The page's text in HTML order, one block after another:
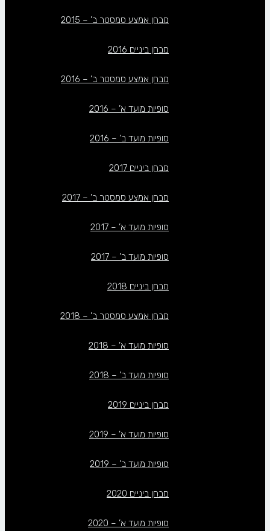
מבחן אמצע סמסטר ב’ – 2015
מבחן ביניים 2016
מבחן אמצע סמסטר ב’ – 2016
סופיות מועד א’ – 2016
סופיות מועד ב’ – 2016
מבחן ביניים 2017
מבחן אמצע סמסטר ב’ – 2017
סופיות מועד א’ – 2017
סופיות מועד ב’ – 2017
מבחן ביניים 2018
מבחן אמצע סמסטר ב’ – 2018
סופיות מועד א’ – 2018
סופיות מועד ב’ – 2018
מבחן ביניים 2019
סופיות מועד א’ – 2019
סופיות מועד ב’ – 2019
מבחן ביניים 2020
סופיות מועד א’ – 2020